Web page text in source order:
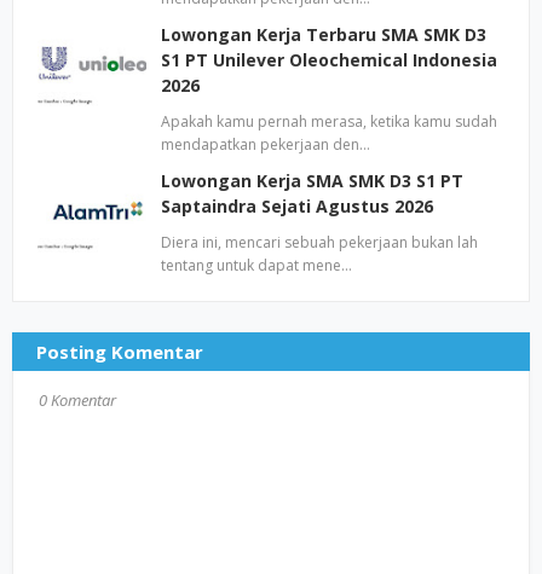
Lowongan Kerja Terbaru SMA SMK D3
S1 PT Unilever Oleochemical Indonesia
2026
Apakah kamu pernah merasa, ketika kamu sudah
mendapatkan pekerjaan den…
Lowongan Kerja SMA SMK D3 S1 PT
Saptaindra Sejati Agustus 2026
Diera ini, mencari sebuah pekerjaan bukan lah
tentang untuk dapat mene…
Posting Komentar
0 Komentar